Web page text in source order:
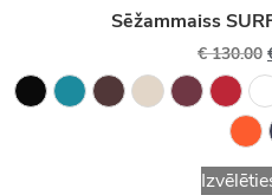
Sēžammaiss
€130.00